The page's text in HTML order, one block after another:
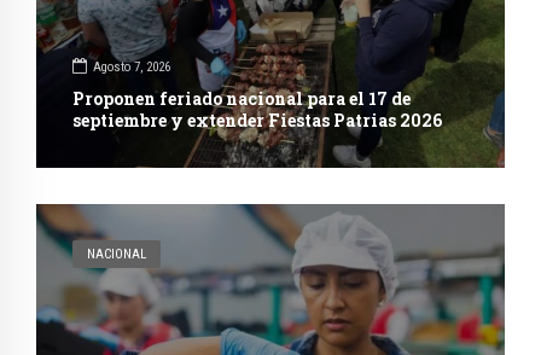
Agosto 7, 2026
Proponen feriado nacional para el 17 de
septiembre y extender Fiestas Patrias 2026
NACIONAL